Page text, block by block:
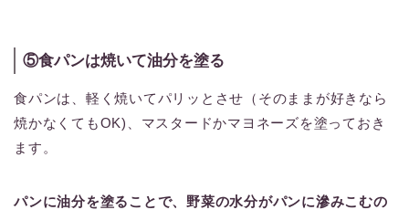
⑤食パンは焼いて油分を塗る
食パンは、軽く焼いてパリッとさせ（そのままが好きなら
焼かなくてもOK)、マスタードかマヨネーズを塗っておき
ます。
パンに油分を塗ることで、野菜の水分がパンに滲みこむの